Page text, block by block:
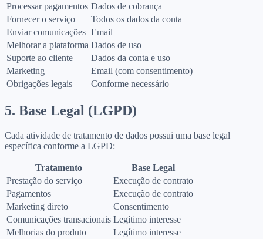
Processar pagamentos Dados de cobrança
Fornecer o serviço
Todos os dados da conta
Enviar comunicações Email
Melhorar a plataforma Dados de uso
Suporte ao cliente
Dados da conta e uso
Marketing
Email (com consentimento)
Obrigações legais
Conforme necessário
5. Base Legal (LGPD)
Cada atividade de tratamento de dados possui uma base legal
específica conforme a LGPD:
Tratamento
Base Legal
Prestação do serviço
Execução de contrato
Pagamentos
Execução de contrato
Marketing direto
Consentimento
Comunicações transacionais Legítimo interesse
Melhorias do produto
Legítimo interesse